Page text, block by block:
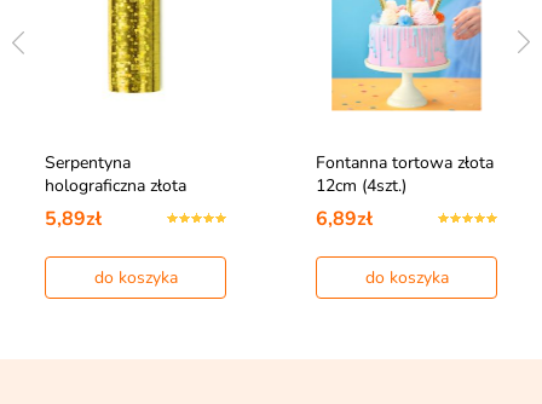
Serpentyna
holograficzna złota
5,89zł
do koszyka
Fontanna tortowa złota
12cm (4szt.)
6,89zł
do koszyka